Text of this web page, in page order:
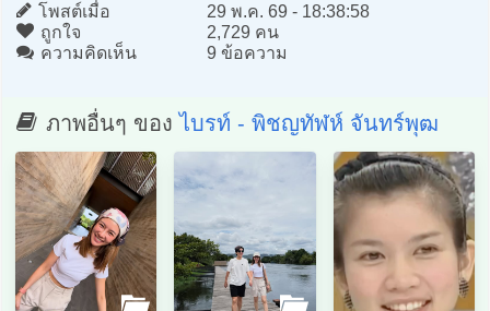
โพสต์เมื่อ
29 พ.ค. 69 - 18:38:58
ถูกใจ
2,729 คน
ความคิดเห็น
9 ข้อความ
ภาพอื่นๆ ของไบรท์ - พิชญทัฬห์ จันทร์พุฒ